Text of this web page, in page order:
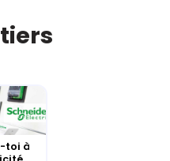
toi à